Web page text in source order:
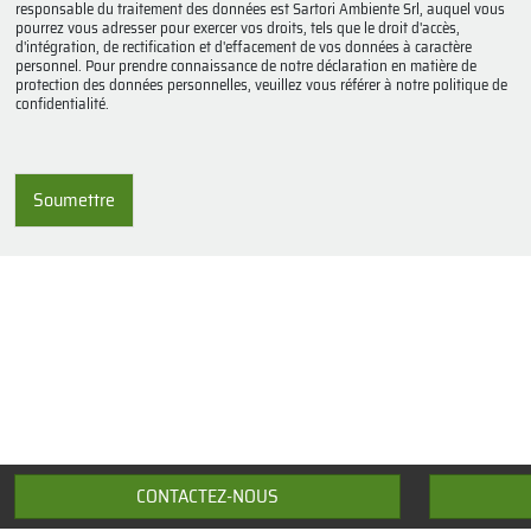
y
p
o
l
y
responsable du traitement des données est Sartori Ambiente Srl, auquel vous
pourrez vous adresser pour exercer vos droits, tels que le droit d'accès,
d'intégration, de rectification et d'effacement de vos données à caractère
personnel. Pour prendre connaissance de notre déclaration en matière de
protection des données personnelles, veuillez vous référer à notre politique de
confidentialité.
Soumettre
CONTACTEZ-NOUS